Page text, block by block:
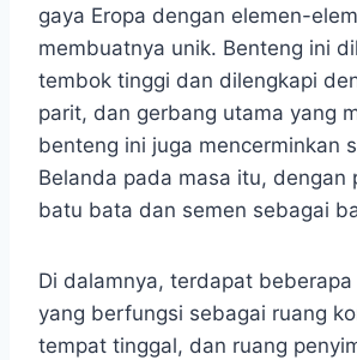
gaya Eropa dengan elemen-
membuatnya unik. Benteng ini
tembok tinggi dan dilengkapi
parit, dan gerbang utama yang
benteng ini juga mencerminkan
Belanda pada masa itu, dengan
batu bata dan semen sebagai
Di dalamnya, terdapat
yang berfungsi sebagai ruang
tempat tinggal, dan ruang